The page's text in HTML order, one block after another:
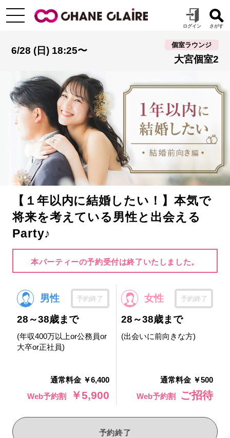
6/28 (日) 18:25〜
個室ラウンジ
大宮個室2
【１年以内に結婚したい！】本気で
将来を考えている男性と出会える
Party♪
本パーティーの予約受付は終了いたしました。
男性 予約終了
28～38歳まで
(年収400万以上or公務員or
大卒or正社員)
通常料金 ￥6,400
Web予約割
￥5,900
女性 予約終了
28～38歳まで
(出会いに前向きな方)
通常料金 ￥500
Web予約割
ご招待
予約終了